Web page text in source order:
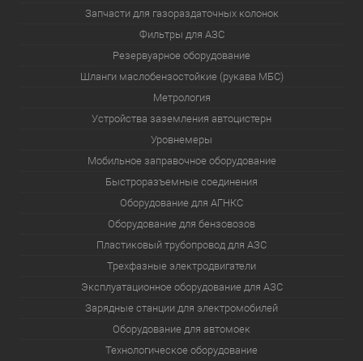
Запчасти для газораздаточных колонок
Фильтры для АЗС
Резервуарное оборудование
Шланги маслобензостойкие (рукава МБС)
Метрология
Устройства заземления автоцистерн
Уровнемеры
Мобильное заправочное оборудование
Быстроразъемные соединения
Оборудование для АГНКС
Оборудование для бензовозов
Пластиковый трубопровод для АЗС
Трехфазные электродвигатели
Эксплуатационное оборудование для АЗС
Зарядные станции для электромобилей
Оборудование для автомоек
Технологическое оборудование